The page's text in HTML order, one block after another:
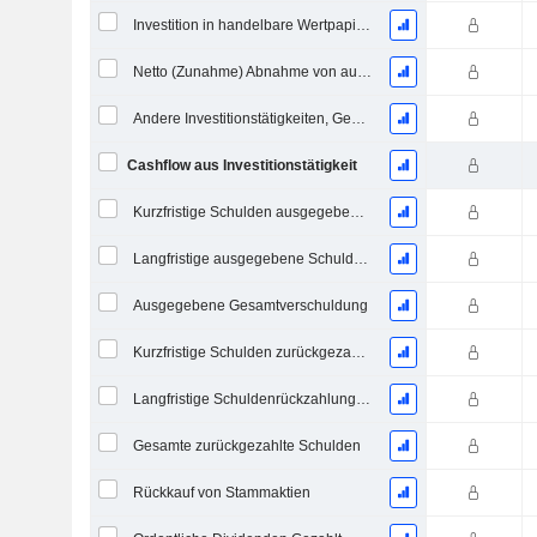
Investition in handelbare Wertpapiere und Eigenkapitalinstrumente, Gesamt
Netto (Zunahme) Abnahme von ausgegebenen / verkauften Krediten - Investition
Andere Investitionstätigkeiten, Gesamt
Cashflow aus Investitionstätigkeit
Kurzfristige Schulden ausgegeben, Gesamt
Langfristige ausgegebene Schulden, Gesamt
Ausgegebene Gesamtverschuldung
Kurzfristige Schulden zurückgezahlt, Gesamt
Langfristige Schuldenrückzahlung, Gesamt
Gesamte zurückgezahlte Schulden
Rückkauf von Stammaktien